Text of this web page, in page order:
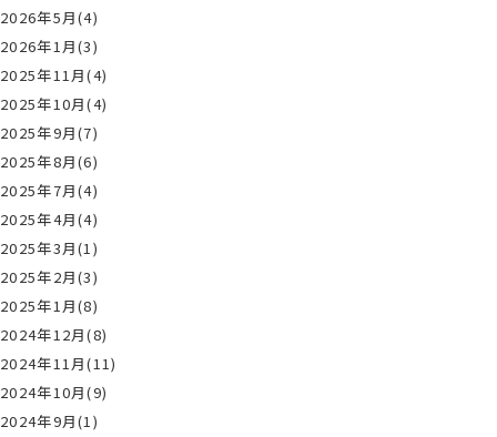
2026年5月(4)
2026年1月(3)
2025年11月(4)
2025年10月(4)
2025年9月(7)
2025年8月(6)
2025年7月(4)
2025年4月(4)
2025年3月(1)
2025年2月(3)
2025年1月(8)
2024年12月(8)
2024年11月(11)
2024年10月(9)
2024年9月(1)